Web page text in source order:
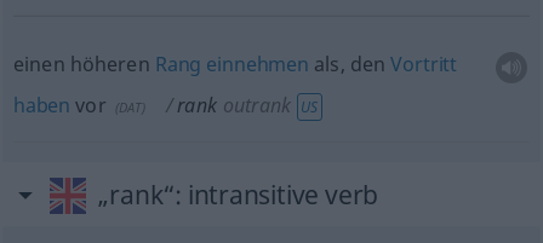
einen höheren Rang einnehmen als, denVortritt
haben vor (DAT) rank outrank US
„rank“: intransitive verb